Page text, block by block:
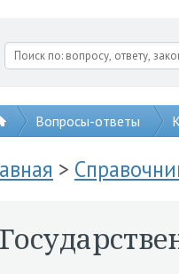
Вопросы-ответы
>